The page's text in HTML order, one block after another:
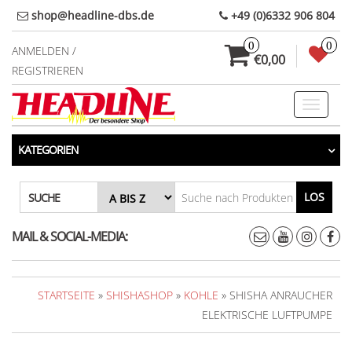
Direkt
zum
Inhalt
shop@headline-dbs.de +49 (0)6332 906 804
ANMELDEN /
REGISTRIEREN
0
€0,00
0
Toggle
KATEGORIEN
SUCHE LOS
MAIL & SOCIAL-MEDIA:
STARTSEITE » SHISHASHOP » KOHLE » SHISHA ANRAUCHER
ELEKTRISCHE LUFTPUMPE